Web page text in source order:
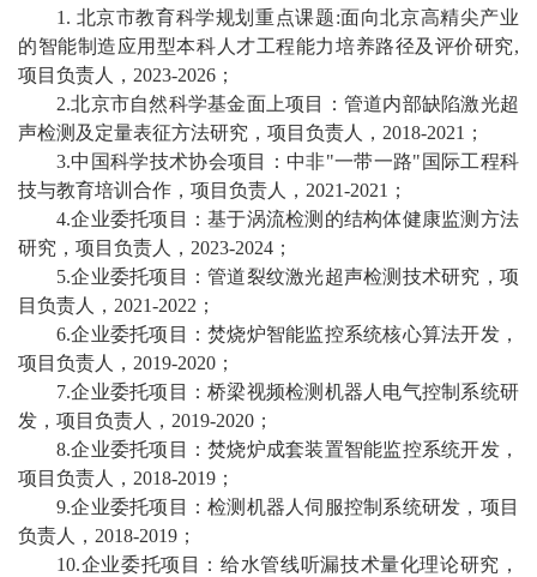
1. 北京市教育科学规划重点课题:面向北京高精尖产业
的智能制造应用型本科人才工程能力培养路径及评价研究,
项目负责人， 2023-2026 ；
2.北京市自然科学基金面上项目：管道内部缺陷激光超
声检测及定量表征方法研究，项目负责人， 2018-2021 ；
3.中国科学技术协会项目：中非"一带一路" 国际工程科
技与教育培训合作，项目负责人， 2021-2021 ；
4.企业委托项目：基于涡流检测的结构体健康监测方法
研究 ， 项目负责人， 2023-2024 ；
5.企业委托项目：管道裂纹激光超声检测技术研究，项
目负责人， 2021-2022 ；
6.企业委托项目：焚烧炉智能监控系统核心算法开发，
项目负责人， 2019-2020 ；
7.企业委托项目：桥梁视频检测机器人电气控制系统研
发，项目负责人， 2019-2020 ；
8.企业委托项目：焚烧炉成套装置智能监控系统开发，
项目负责人， 2018-2019 ；
9.企业委托项目：检测机器人伺服控制系统研发，项目
负责人， 2018-2019 ；
10.企业委托项目：给水管线听漏技术量化理论研究，